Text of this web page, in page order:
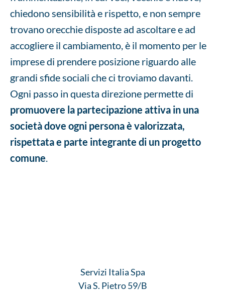
chiedono sensibilità e rispetto, e non sempre
trovano orecchie disposte ad ascoltare e ad
accogliere il cambiamento, è il momento per le
imprese di prendere posizione riguardo alle
grandi sfide sociali che ci troviamo davanti.
Ogni passo in questa direzione permette di
promuovere la partecipazione attiva in una
società dove ogni persona è valorizzata,
rispettata e parte integrante di un progetto
comune.
Servizi Italia Spa
Via S. Pietro 59/B